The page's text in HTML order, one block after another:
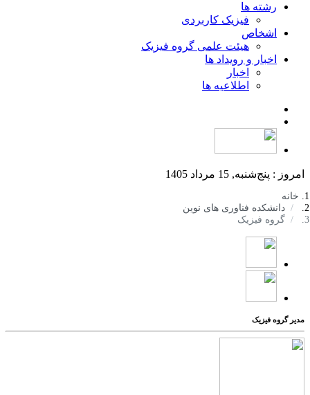
رشته ها
فیزیک کاربردی
اشخاص
هیئت علمی گروه فیزیک
اخبار و رویداد ها
اخبار
اطلاعیه ها
امروز : پنج‌شنبه, 15 مرداد 1405
خانه
دانشکده فناوری های نوین
گروه فیزیک
مدیر گروه فیزیک